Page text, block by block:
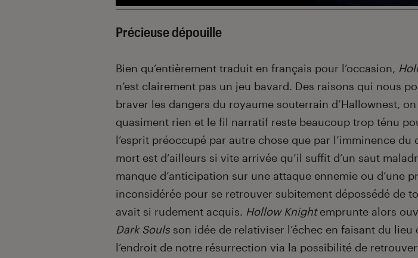
Précieuse dépouille
Bien qu’entièrement traduit en français pour l’occasion,
n’est clairement pas un jeu bavard. Des raisons qui nous
braver les dangers du royaume souterrain d’Hallownest,
quasiment rien et le fil narratif reste beaucoup trop ténu
l’esprit préoccupé par autre chose que par l’imminence du
mort est d’ailleurs si vite arrivée qu’il suffit d’un saut
manque d’anticipation sur une attaque ennemie ou d’une
inconsidérée pour se retrouver subitement dépossédé de
avait si rudement acquis. Hollow Knightemprunte alors
Dark Soulsson idée de relativiser l’échec en faisant du lieu
l’endroit de notre résurrection via la possibilité de